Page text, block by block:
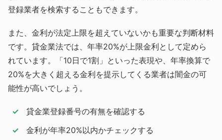
登録業者を検索することもできます。
また、金利が法定上限を超えていないかも重要な判断材料
です。貸金業法では、年率20%が上限金利として定めら
れています。「10日で1割」といった表現や、年率換算で
20%を大きく超える金利を提示してくる業者は闇金の可
能性が高いでしょう。
貸金業登録番号の有無を確認する
金利が年率20%以内かチェックする